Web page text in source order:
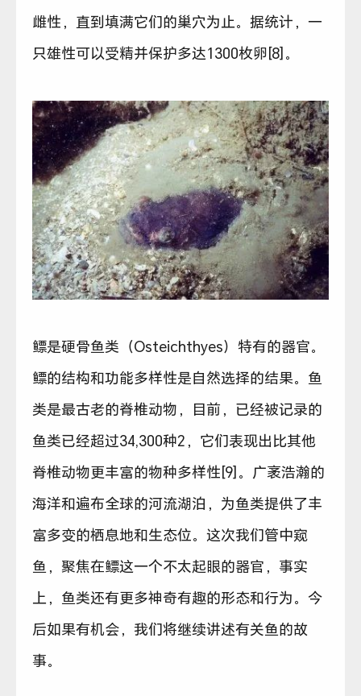
雌性，直到填满它们的巢穴为止。据统计，一
只雄性可以受精并保护多达1300枚卵[8]。
鳔是硬骨鱼类（Osteichthyes）特有的器官。
鳔的结构和功能多样性是自然选择的结果。鱼
类是最古老的脊椎动物，目前，已经被记录的
鱼类已经超过34,300种2，它们表现出比其他
脊椎动物更丰富的物种多样性[9]。广袤浩瀚的
海洋和遍布全球的河流湖泊，为鱼类提供了丰
富多变的栖息地和生态位。这次我们管中窥
鱼，聚焦在鳔这一个不太起眼的器官，事实
上，鱼类还有更多神奇有趣的形态和行为。今
后如果有机会，我们将继续讲述有关鱼的故
事。